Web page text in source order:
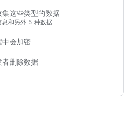
货币交易平台
准。
先进的端到端数据加密。
集这些类型的数据
和另外 5 种数据
中会加密
删除数据